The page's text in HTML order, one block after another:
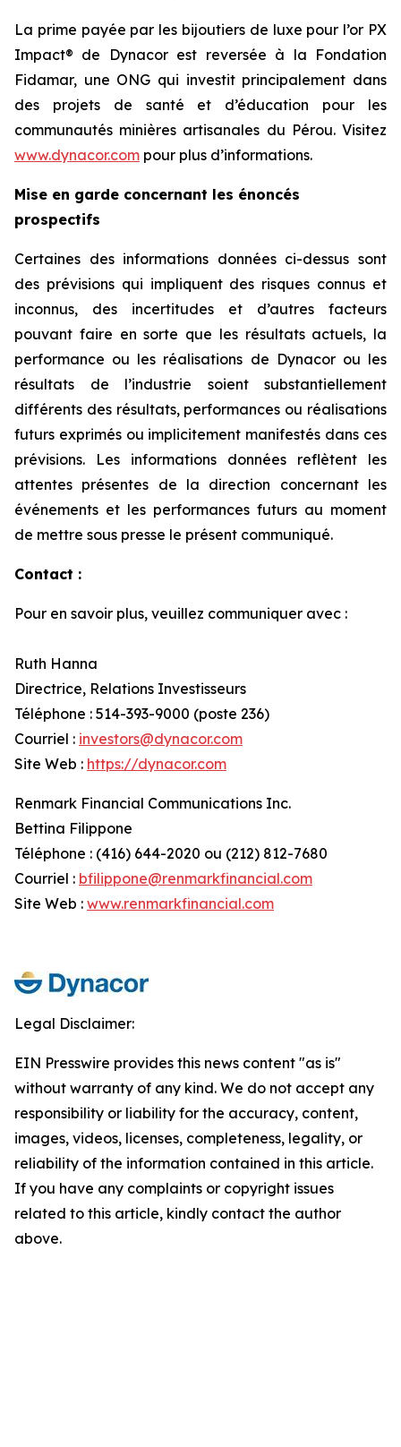
La prime payée par les bijoutiers de luxe pour l’or PX
Impact® de Dynacor est reversée à la Fondation
Fidamar, une ONG qui investit principalement dans
des projets de santé et d’éducation pour les
communautés minières artisanales du Pérou. Visitez
www.dynacor.com pour plus d’informations.
Mise en garde concernant les énoncés
prospectifs
Certaines des informations données ci-dessus sont
des prévisions qui impliquent des risques connus et
inconnus, des incertitudes et d’autres facteurs
pouvant faire en sorte que les résultats actuels, la
performance ou les réalisations de Dynacor ou les
résultats de l’industrie soient substantiellement
différents des résultats, performances ou réalisations
futurs exprimés ou implicitement manifestés dans ces
prévisions. Les informations données reflètent les
attentes présentes de la direction concernant les
événements et les performances futurs au moment
de mettre sous presse le présent communiqué.
Contact :
Pour en savoir plus, veuillez communiquer avec :
Ruth Hanna
Directrice, Relations Investisseurs
Téléphone : 514-393-9000 (poste 236)
Courriel : investors@dynacor.com
Site Web : https://dynacor.com
Renmark Financial Communications Inc.
Bettina Filippone
Téléphone : (416) 644-2020 ou (212) 812-7680
Courriel : bfilippone@renmarkfinancial.com
Site Web : www.renmarkfinancial.com
Legal Disclaimer:
EIN Presswire provides this news content "as is"
without warranty of any kind. We do not accept any
responsibility or liability for the accuracy, content,
images, videos, licenses, completeness, legality, or
reliability of the information contained in this article.
If you have any complaints or copyright issues
related to this article, kindly contact the author
above.